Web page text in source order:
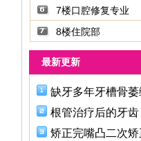
7楼口腔修复专业
8楼住院部
最新更新
缺牙多年牙槽骨
根管治疗后的牙
矫正完嘴凸二次